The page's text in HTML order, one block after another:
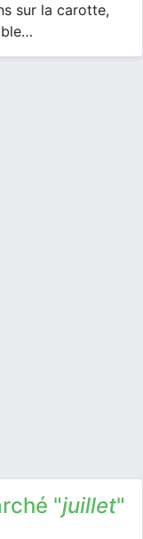
sur la carotte,
"juillet"